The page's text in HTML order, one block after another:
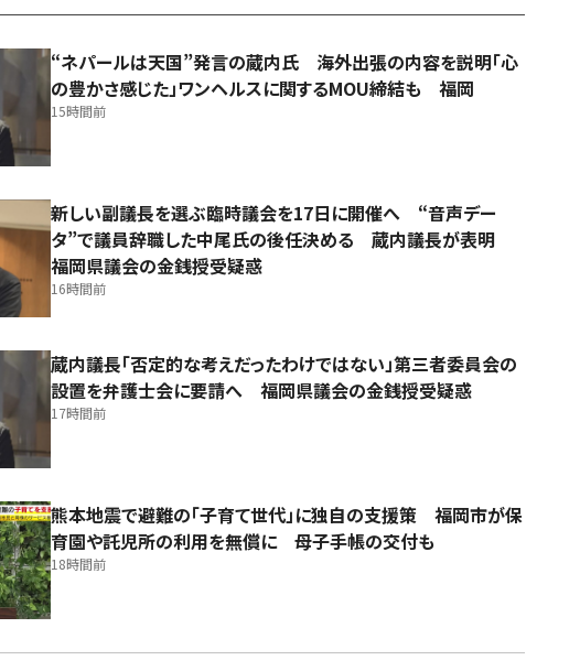
“ネパールは天国”発言の蔵内氏 海外出張の内容を説明「心
の豊かさ感じた」ワンヘルスに関するMOU締結も 福岡
15時間前
新しい副議長を選ぶ臨時議会を17日に開催へ “音声デー
タ”で議員辞職した中尾氏の後任決める 蔵内議長が表明
福岡県議会の金銭授受疑惑
16時間前
蔵内議長「否定的な考えだったわけではない」第三者委員会の
設置を弁護士会に要請へ 福岡県議会の金銭授受疑惑
17時間前
熊本地震で避難の「子育て世代」に独自の支援策 福岡市が保
育園や託児所の利用を無償に 母子手帳の交付も
18時間前